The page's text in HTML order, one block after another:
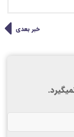
خبر بعدی